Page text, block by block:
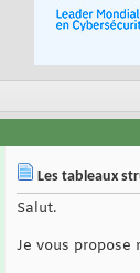
Les tableaux
Salut.
Je vous propose